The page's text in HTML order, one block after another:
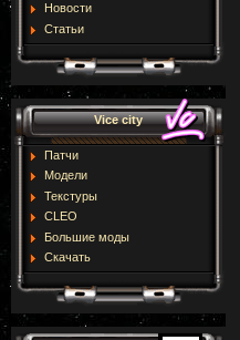
Новости
Статьи
Vice city
Патчи
Модели
Текстуры
CLEO
Большие моды
Скачать